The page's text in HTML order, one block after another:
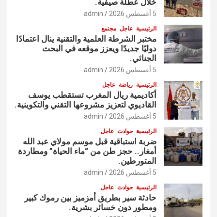
5 أغسطس 2026 admin
الرئيسية عاجل مجتمع
مختبر الشرطة العلمية والتقنية ينال اعتمادًا
دوليًا جديدًا ويعزز موقعه في البحث
الجنائي.
5 أغسطس 2026 admin
الرئيسية رياضة عاجل
أكاديمية ريال المغرب تستقطب يوسف
القاديوي لتعزيز مشروعها التقني والتكوينية.
5 أغسطس 2026 admin
الرئيسية حوادث عاجل
ضربة استباقية قبل موسم مولاي عبد الله
أمغار.. حجز طن من “ماء الحياة” ومطاردة
المتورطين.
5 أغسطس 2026 admin
الرئيسية حوادث عاجل
حادثة سير بطريق أمزميز بين رموك كبير
ومطور دون خسائر بشرية.